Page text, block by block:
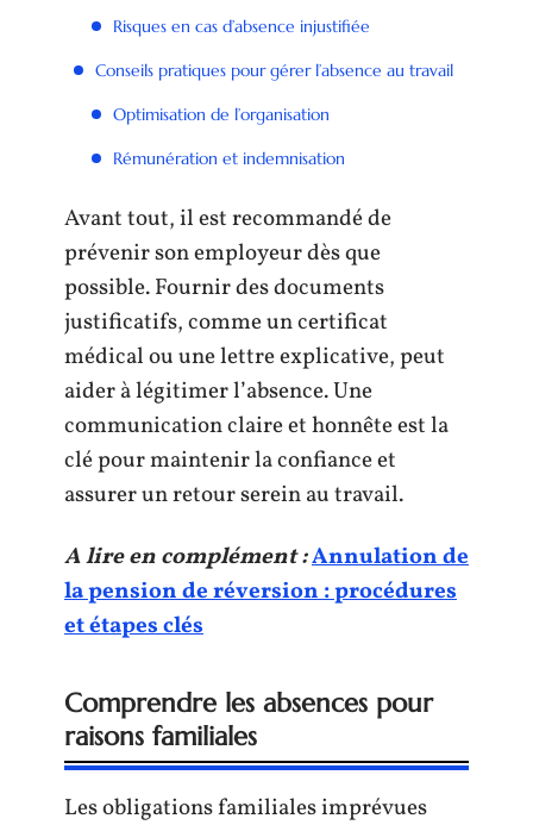
Risques en cas d’absence injustifiée
Conseils pratiques pour gérer l’absence au travail
Optimisation de l’organisation
Rémunération et indemnisation
Avant tout, il est recommandé de
prévenir son employeur dès que
possible. Fournir des documents
justificatifs, comme un certificat
médical ou une lettre explicative, peut
aider à légitimer l’absence. Une
communication claire et honnête est la
clé pour maintenir la confiance et
assurer un retour serein au travail.
A lire en complément :Annulation de
la pension de réversion : procédures
et étapes clés
Comprendre les absences pour
raisons familiales
Les obligations familiales imprévues